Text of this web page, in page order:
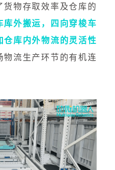
物存取效率及仓库的
库外搬运，四向穿梭车
仓库内外物流的灵活性
物流生产环节的有机连